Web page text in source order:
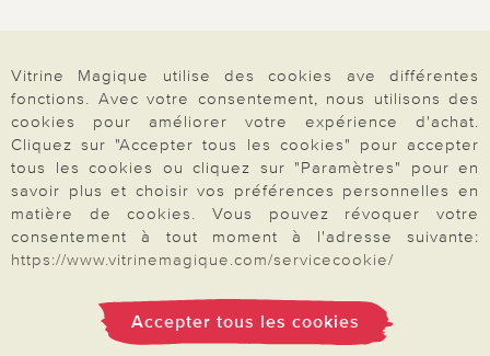
Paiement & Livraison
À propos de nous
Besoin d'aide?
Mentions légales |CGV|Données & liberté|Vie privée & cookies
Vitrine Magique utilise des cookies ave différentes
fonctions. Avec votre consentement, nous utilisons des
cookies pour améliorer votre expérience d'achat.
Cliquez sur "Accepter tous les cookies" pour accepter
tous les cookies ou cliquez sur "Paramètres" pour en
savoir plus et choisir vos préférences personnelles en
matière de cookies. Vous pouvez révoquer votre
consentement à tout moment à l'adresse suivante:
https://www.vitrinemagique.com/servicecookie/
Accepter tous les cookies